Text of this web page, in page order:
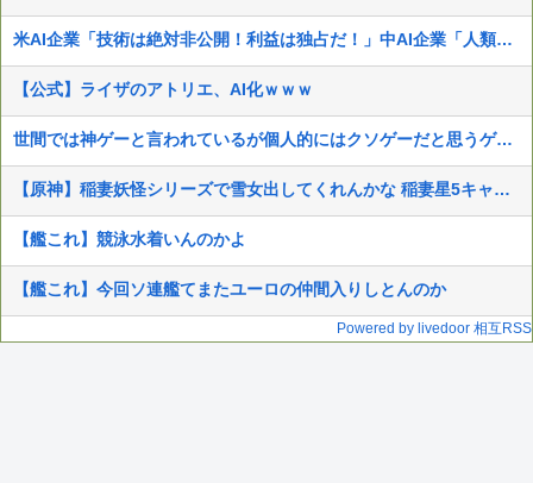
米AI企業「技術は絶対非公開！利益は独占だ！」中AI企業「人類に公開します、独り占めなんて罰が当たる」←これｗｗ
【公式】ライザのアトリエ、AI化ｗｗｗ
世間では神ゲーと言われているが個人的にはクソゲーだと思うゲーム挙げてけ
【原神】稲妻妖怪シリーズで雪女出してくれんかな 稲妻星5キャラで氷欲しい
【艦これ】競泳水着いんのかよ
【艦これ】今回ソ連艦てまたユーロの仲間入りしとんのか
Powered by livedoor 相互RSS